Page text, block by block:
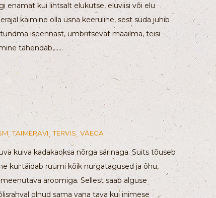
enamat kui lihtsalt elukutse, eluviisi või elu
käimine olla üsna keeruline, sest süda juhib
iseennast, ümbritsevat maailma, teisi
tähendab,…...
, TAIMERAVI TERVIS VÄEGA
kuiva kadakaoksa nõrga särinaga. Suits tõuseb
kui täidab ruumi kõik nurgatagused ja õhu,
aroomiga. Sellest saab alguse
olnud sama vana tava kui inimese